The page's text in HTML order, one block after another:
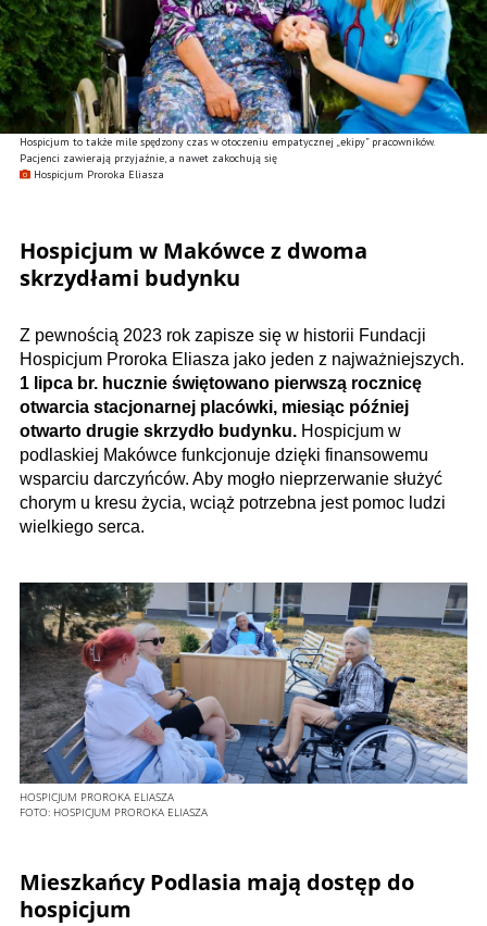
Hospicjum to także mile spędzony czas w otoczeniu empatycznej „ekipy” pracowników.
Pacjenci zawierają przyjaźnie, a nawet zakochują się
Hospicjum Proroka Eliasza
Hospicjum w Makówce z dwoma
skrzydłami budynku
Z pewnością 2023 rok zapisze się w historii Fundacji
Hospicjum Proroka Eliasza jako jeden z najważniejszych.
1 lipca br. hucznie świętowano pierwszą rocznicę
otwarcia stacjonarnej placówki, miesiąc później
otwarto drugie skrzydło budynku. Hospicjum w
podlaskiej Makówce funkcjonuje dzięki finansowemu
wsparciu darczyńców. Aby mogło nieprzerwanie służyć
chorym u kresu życia, wciąż potrzebna jest pomoc ludzi
wielkiego serca.
HOSPICJUM PROROKA ELIASZA
FOTO: HOSPICJUM PROROKA ELIASZA
Mieszkańcy Podlasia mają dostęp do
hospicjum